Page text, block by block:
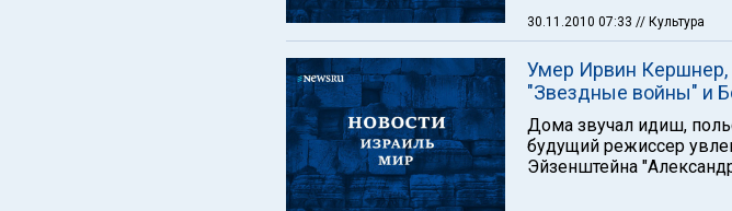
30.11.2010 07:33 // Культура
Умер Ирвин Кершнер,
"Звездные войны" и
Дома звучал идиш,
будущий режиссер
Эйзенштейна